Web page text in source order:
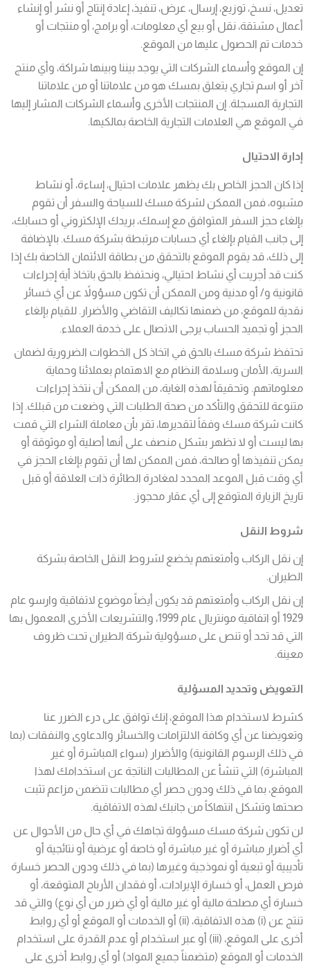
تعديل، نسخ، توزيع، إرسال، عرض، تنفيذ، إعادة إنتاج أو نشر أو إنشاء
أعمال مشتقة، نقل أو بيع أي معلومات، أو برامج، أو منتجات أو
خدمات تم الحصول عليها من الموقع.
إن الموقع وأسماء الشركات التي يوجد بيننا وبينها شراكة، وأي منتج
آخر أو اسم تجاري يتعلق بمسك هو من علاماتنا أو من علاماتنا
التجارية المسجلة. إن المنتجات الأخرى وأسماء الشركات المشار إليها
في الموقع هي العلامات التجارية الخاصة بمالكيها.
إدارة الاحتيال
إذا كان الحجز الخاص بك يظهر علامات احتيال، إساءة، أو نشاط
مشبوه، فمن الممكن لشركة مسك للسياحة والسفر أن تقوم
بإلغاء حجز السفر المتوافق مع إسمك، بريدك الإلكتروني أو حسابك،
إلى جانب القيام بإلغاء أي حسابات مرتبطة بشركة مسك. بالإضافة
إلى ذلك، قد يقوم الموقع بالتحقق من بطاقة الائتمان الخاصة بك إذا
كنت قد أجريت أي نشاط احتيالي، ونحتفظ بالحق باتخاذ أية إجراءات
قانونية و/ أو مدنية ومن الممكن أن تكون مسؤولاً عن أي خسائر
نقدية للموقع، من ضمنها تكاليف التقاضي والأضرار. للقيام بإلغاء
الحجز أو تجميد الحساب يرجى الاتصال على خدمة العملاء.
تحتفظ شركة مسك بالحق في اتخاذ كل الخطوات الضرورية لضمان
السرية، الأمان وسلامة النظام مع الاهتمام بعملائنا وحماية
معلوماتهم. وتحقيقاً لهذه الغاية، من الممكن أن نتخذ إجراءات
متنوعة للتحقق والتأكد من صحة الطلبات التي وضعت من قبلك. إذا
كانت شركة مسك وفقاً لتقديرها، تقر بأن معاملة الشراء التي قمت
بها ليست أو لا تظهر بشكل منصف على أنها أصلية أو موثوقة أو
يمكن تنفيذها أو صالحة، فمن الممكن لها أن تقوم بإلغاء الحجز في
أي وقت قبل الموعد المحدد لمغادرة الطائرة ذات العلاقة أو قبل
تاريخ الزيارة المتوقع إلى أي عقار محجوز.
شروط النقل
إن نقل الركاب وأمتعتهم يخضع لشروط النقل الخاصة بشركة
الطيران.
إن نقل الركاب وأمتعتهم قد يكون أيضاً موضوع لاتفاقية وارسو عام
1929 أو اتفاقية مونتريال عام 1999، والتشريعات الأخرى المعمول بها
التي قد تحد أو تنص على مسؤولية شركة الطيران تحت ظروف
معينة.
التعويض وتحديد المسؤلية
كشرط لاستخدام هذا الموقع، إنك توافق على درء الضرر عنا
وتعويضنا عن أي وكافة الالتزامات والخسائر والدعاوى والنفقات (بما
في ذلك الرسوم القانونية) والأضرار (سواء المباشرة أو غير
المباشرة) التي تنشأ عن المطالبات الناتجة عن استخدامك لهذا
الموقع، بما في ذلك ودون حصر أي مطالبات تتضمن مزاعم تثبت
صحتها وتشكل انتهاكاً من جانبك لهذه الاتفاقية.
لن تكون شركة مسك مسؤولة تجاهك في أي حال من الأحوال عن
أي أضرار مباشرة أو غير مباشرة أو خاصة أو عرضية أو نتائجية أو
تأديبية أو تبعية أو نموذجية وغيرها (بما في ذلك ودون الحصر خسارة
فرص العمل، أو خسارة الإيرادات، أو فقدان الأرباح المتوقعة، أو
خسارة أي مصلحة مالية أو غير مالية أو أي ضرر من أي نوع) والتي قد
تنتج عن (i) هذه الاتفاقية، (ii) أو الخدمات أو الموقع أو أي روابط
أخرى على الموقع، (iii) أو عبر استخدام أو عدم القدرة على استخدام
الخدمات أو الموقع (متضمناً جميع المواد) أو أي روابط أخرى على